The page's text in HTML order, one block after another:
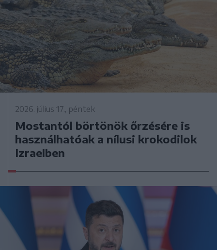
2026. július 17., péntek
Mostantól börtönök őrzésére is
használhatóak a nílusi krokodilok
Izraelben